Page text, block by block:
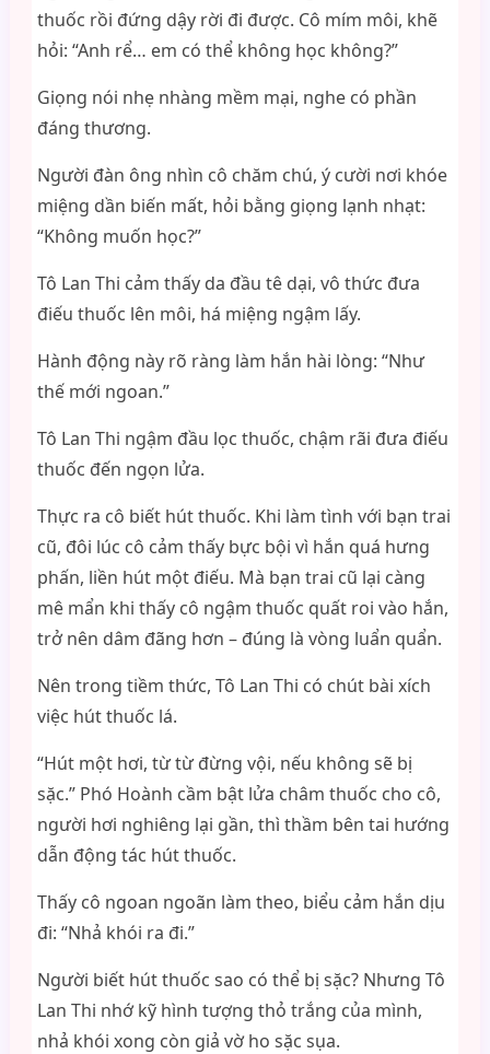
thuốc rồi đứng dậy rời đi được. Cô mím môi, khẽ
hỏi: “Anh rể… em có thể không học không?”
Giọng nói nhẹ nhàng mềm mại, nghe có phần
đáng thương.
Người đàn ông nhìn cô chăm chú, ý cười nơi khóe
miệng dần biến mất, hỏi bằng giọng lạnh nhạt:
“Không muốn học?”
Tô Lan Thi cảm thấy da đầu tê dại, vô thức đưa
điếu thuốc lên môi, há miệng ngậm lấy.
Hành động này rõ ràng làm hắn hài lòng: “Như
thế mới ngoan.”
Tô Lan Thi ngậm đầu lọc thuốc, chậm rãi đưa điếu
thuốc đến ngọn lửa.
Thực ra cô biết hút thuốc. Khi làm tình với bạn trai
cũ, đôi lúc cô cảm thấy bực bội vì hắn quá hưng
phấn, liền hút một điếu. Mà bạn trai cũ lại càng
mê mẩn khi thấy cô ngậm thuốc quất roi vào hắn,
trở nên dâm đãng hơn – đúng là vòng luẩn quẩn.
Nên trong tiềm thức, Tô Lan Thi có chút bài xích
việc hút thuốc lá.
“Hút một hơi, từ từ đừng vội, nếu không sẽ bị
sặc.” Phó Hoành cầm bật lửa châm thuốc cho cô,
người hơi nghiêng lại gần, thì thầm bên tai hướng
dẫn động tác hút thuốc.
Thấy cô ngoan ngoãn làm theo, biểu cảm hắn dịu
đi: “Nhả khói ra đi.”
Người biết hút thuốc sao có thể bị sặc? Nhưng Tô
Lan Thi nhớ kỹ hình tượng thỏ trắng của mình,
nhả khói xong còn giả vờ ho sặc sụa.